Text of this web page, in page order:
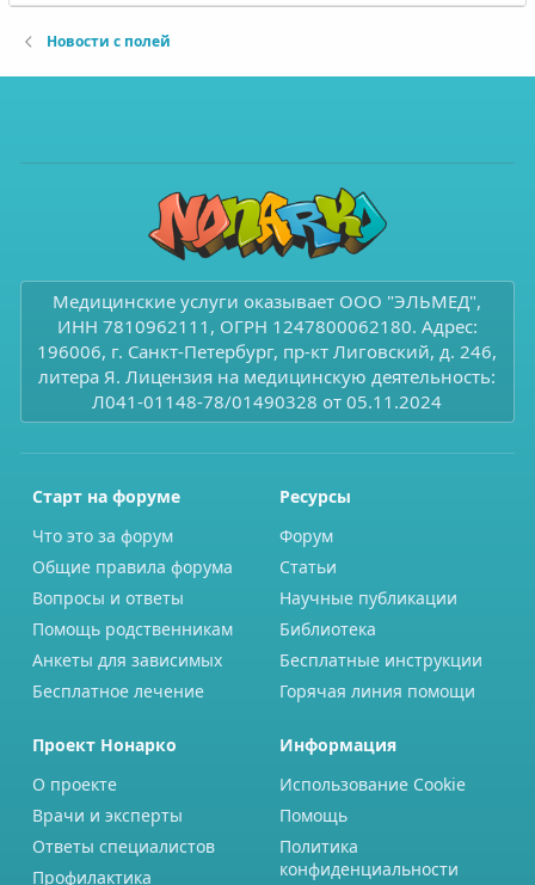
Новости с полей
Медицинские услуги оказывает ООО "ЭЛЬМЕД",
ИНН 7810962111, ОГРН 1247800062180. Адрес:
196006, г. Санкт-Петербург, пр-кт Лиговский, д. 246,
литера Я. Лицензия на медицинскую деятельность:
Л041-01148-78/01490328 от 05.11.2024
Старт на форуме
Что это за форум
Общие правила форума
Вопросы и ответы
Помощь родственникам
Анкеты для зависимых
Бесплатное лечение
Ресурсы
Форум
Статьи
Научные публикации
Библиотека
Бесплатные инструкции
Горячая линия помощи
Проект Нонарко
О проекте
Врачи и эксперты
Ответы специалистов
Профилактика
Информация
Использование Cookie
Помощь
Политика
конфиденциальности